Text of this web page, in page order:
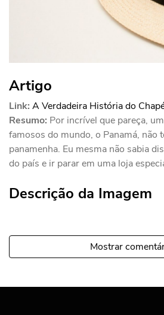
Artigo
Link: A Verdadeira História do
Resumo: Por incrível que pareça,
famosos do mundo, o Panamá, não
panamenha. Eu mesma não sabia
do país e ir parar em uma loja
Descrição da Imagem
Mostrar